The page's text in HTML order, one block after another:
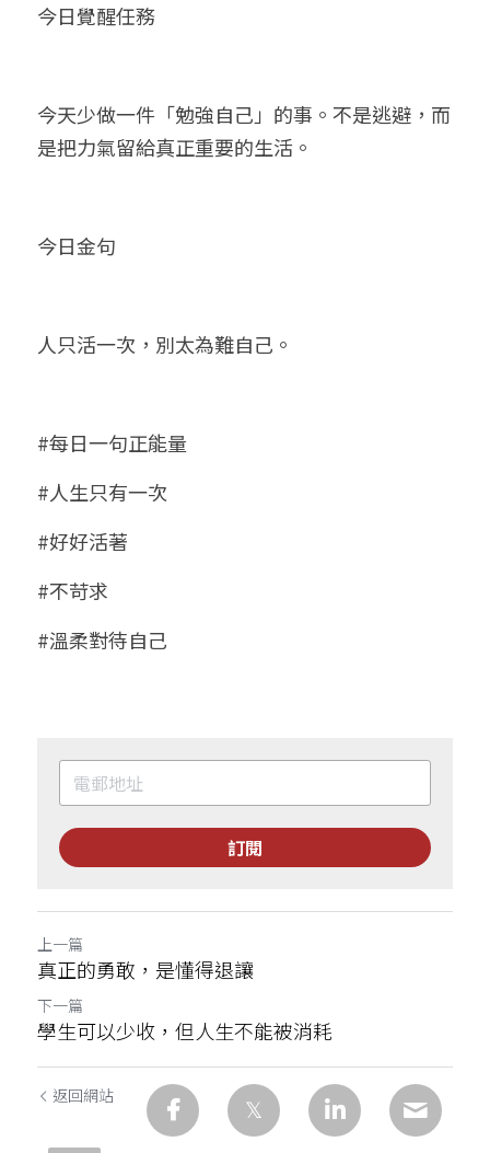
今日覺醒任務
今天少做一件「勉強自己」的事。不是逃避，而
是把力氣留給真正重要的生活。
今日金句
人只活一次，別太為難自己。
#每日一句正能量
#人生只有一次
#好好活著
#不苛求
#溫柔對待自己
訂閱
上一篇
真正的勇敢，是懂得退讓
下一篇
學生可以少收，但人生不能被消耗
返回網站